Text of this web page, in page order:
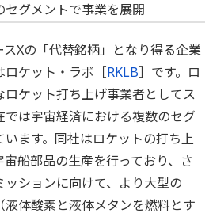
グメントで事業を展開
Xの「代替銘柄」となり得る企業
ケット・ラボ［RKLB］です。ロ
ケット打ち上げ事業者としてス
は宇宙経済における複数のセグ
ます。同社はロケットの打ち上
船部品の生産を行っており、さ
ションに向けて、より大型の
液体酸素と液体メタンを燃料とす